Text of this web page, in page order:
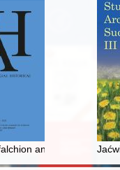
XVI wieku
: krajobraz religijny
and the sword : a